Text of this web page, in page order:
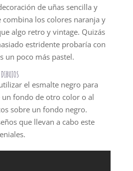
de uñas sencilla y
combina los colores naranja y
algo retro y vintage. Quizás
estridente probaría con
un poco más pastel.
el esmalte negro para
fondo de otro color o al
sobre un fondo negro.
que llevan a cabo este